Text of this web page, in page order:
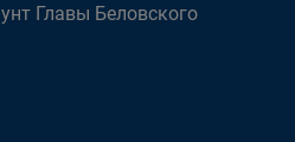
Главы Беловского